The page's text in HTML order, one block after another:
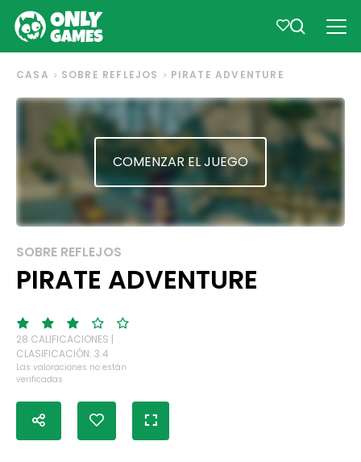
CASA SOBRE REFLEJOS PIRATE ADVENTURE
COMENZAR EL JUEGO
SOBRE REFLEJOS
PIRATE ADVENTURE
28 CALIFICACIONES |
CLASIFICACIÓN: 3.4
Las valoraciones no están
verificadas